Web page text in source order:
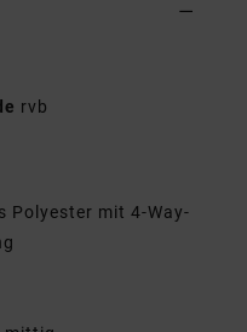
rvb
Polyester mit 4-Way-